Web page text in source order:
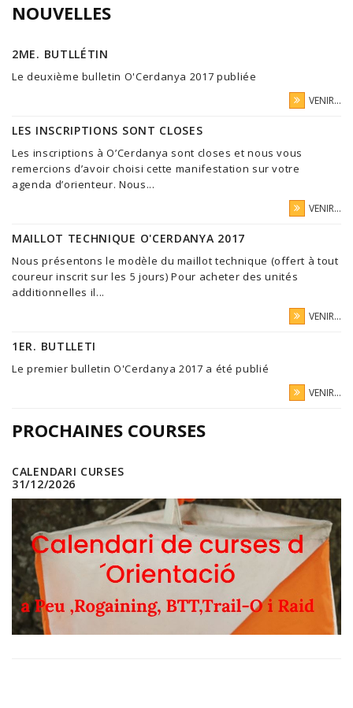
NOUVELLES
2ME. BUTLLÉTIN
Le deuxième bulletin O'Cerdanya 2017 publiée
VENIR...
LES INSCRIPTIONS SONT CLOSES
Les inscriptions à O’Cerdanya sont closes et nous vous
remercions d’avoir choisi cette manifestation sur votre
agenda d’orienteur. Nous...
VENIR...
MAILLOT TECHNIQUE O'CERDANYA 2017
Nous présentons le modèle du maillot technique (offert à tout
coureur inscrit sur les 5 jours) Pour acheter des unités
additionnelles il...
VENIR...
1ER. BUTLLETI
Le premier bulletin O'Cerdanya 2017 a été publié
VENIR...
PROCHAINES COURSES
CALENDARI CURSES
31/12/2026